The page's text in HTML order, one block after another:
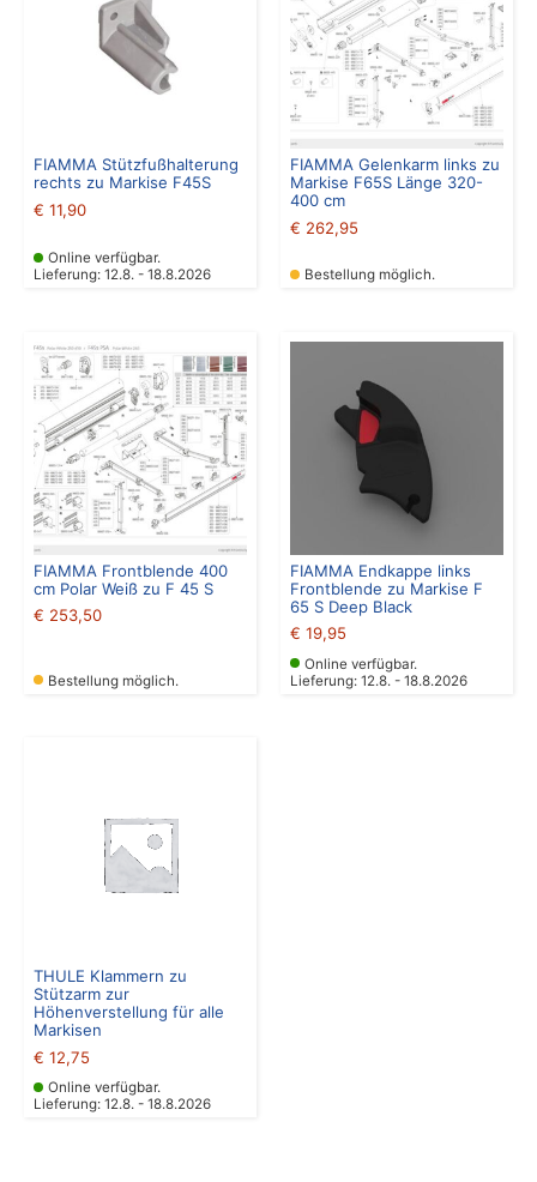
FIAMMA Stützfußhalterung
rechts zu Markise F45S
€ 11,90
Online verfügbar.
Lieferung: 12.8. - 18.8.2026
FIAMMA Gelenkarm links zu
Markise F65S Länge 320-
400 cm
€ 262,95
Bestellung möglich.
FIAMMA Frontblende 400
cm Polar Weiß zu F 45 S
€ 253,50
Bestellung möglich.
FIAMMA Endkappe links
Frontblende zu Markise F
65 S Deep Black
€ 19,95
Online verfügbar.
Lieferung: 12.8. - 18.8.2026
THULE Klammern zu
Stützarm zur
Höhenverstellung für alle
Markisen
€ 12,75
Online verfügbar.
Lieferung: 12.8. - 18.8.2026